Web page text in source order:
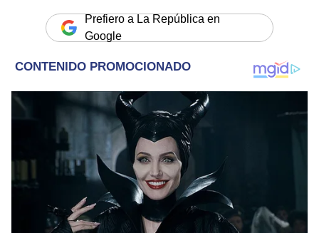
Prefiero a La República en
Google